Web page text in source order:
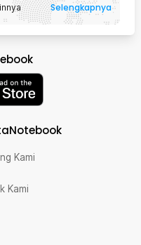
Selengkapnya
Kami
Kami